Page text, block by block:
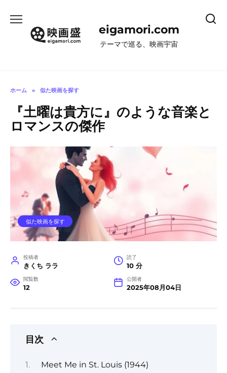
eigamori.com
テーマで巡る、映画宇宙
ホーム » 似た映画を探す
『土曜は貴方に』のような音楽と
ロマンスの傑作
似た映画を探す
投稿者
きくち ララ
読了
10 分
閲覧数
12
公開者
2025年08月04日
目次
Meet Me in St. Louis (1944)